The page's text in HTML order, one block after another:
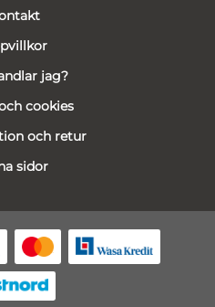
jag?
cookies
och retur
sidor